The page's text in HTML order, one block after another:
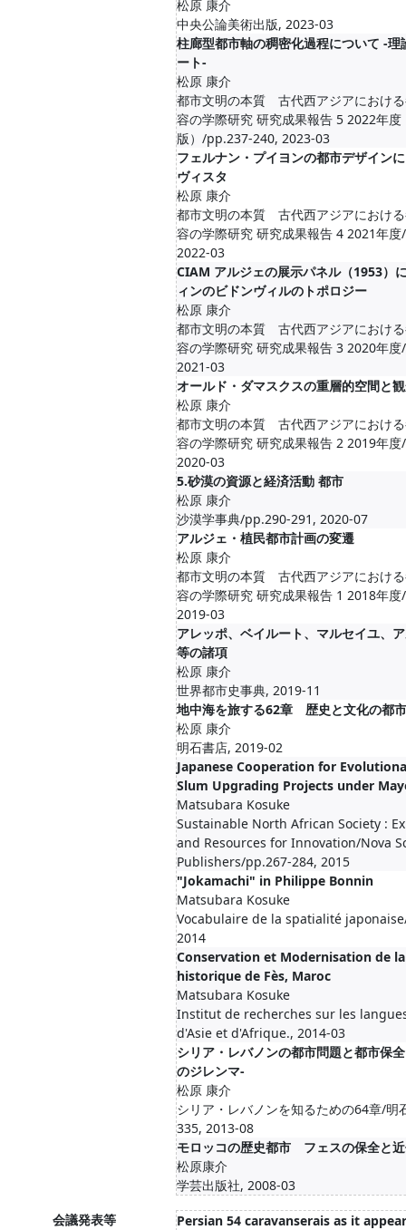
松原 康介
中央公論美術出版, 2023-03
柱廊型都市軸の稠密化過程について -理
ート-
松原 康介
都市文明の本質 古代西アジアにおけ
容の学際研究 研究成果報告 5 2022年度
版）/pp.237-240, 2023-03
フェルナン・プイヨンの都市デザイン
ヴィスタ
松原 康介
都市文明の本質 古代西アジアにおけ
容の学際研究 研究成果報告 4 2021年
2022-03
CIAM アルジェの展示パネル（1953）
ィンのビドンヴィルのトポロジー
松原 康介
都市文明の本質 古代西アジアにおけ
容の学際研究 研究成果報告 3 2020年
2021-03
オールド・ダマスクスの重層的空間と
松原 康介
都市文明の本質 古代西アジアにおけ
容の学際研究 研究成果報告 2 2019年
2020-03
5.砂漠の資源と経済活動 都市
松原 康介
沙漠学事典/pp.290-291, 2020-07
アルジェ・植民都市計画の変遷
松原 康介
都市文明の本質 古代西アジアにおけ
容の学際研究 研究成果報告 1 2018年
2019-03
アレッポ、ベイルート、マルセイユ、
等の諸項
松原 康介
世界都市史事典, 2019-11
地中海を旅する62章 歴史と文化の都
松原 康介
明石書店, 2019-02
Japanese Cooperation for
Slum Upgrading Projects under
Matsubara Kosuke
Sustainable North African Society :
and Resources for Innovation/Nova
Publishers/pp.267-284, 2015
"Jokamachi" in Philippe Bonnin
Matsubara Kosuke
Vocabulaire de la spatialité
2014
Conservation et Modernisation de
historique de Fès, Maroc
Matsubara Kosuke
Institut de recherches sur les
d'Asie et d'Afrique., 2014-03
シリア・レバノンの都市問題と都市保
のジレンマ-
松原 康介
シリア・レバノンを知るための64章/
335, 2013-08
モロッコの歴史都市 フェスの保全と
松原康介
学芸出版社, 2008-03
会議発表等
Persian 54 caravanserais as it